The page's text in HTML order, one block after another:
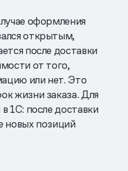
оформления
открытым,
после доставки
от того,
или нет. Это
жизни заказа. Для
1С: после доставки
новых позиций